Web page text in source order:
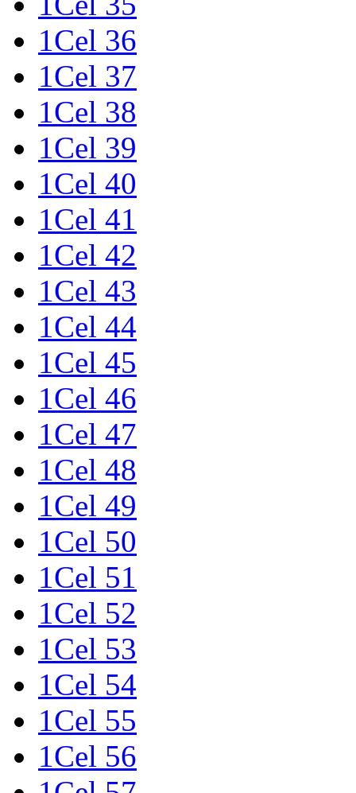
1Cel 36
1Cel 37
1Cel 38
1Cel 39
1Cel 40
1Cel 41
1Cel 42
1Cel 43
1Cel 44
1Cel 45
1Cel 46
1Cel 47
1Cel 48
1Cel 49
1Cel 50
1Cel 51
1Cel 52
1Cel 53
1Cel 54
1Cel 55
1Cel 56